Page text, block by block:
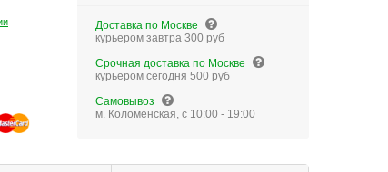
Доставка по Москве
курьером завтра 300 руб
Срочная доставка по Москве
курьером сегодня 500 руб
Самовывоз
м. Коломенская, с 10:00 - 19:00